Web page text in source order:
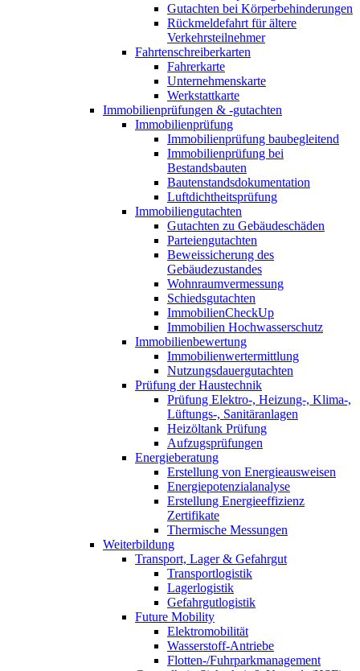
Gutachten bei Körperbehinderungen
Rückmeldefahrt für ältere
Verkehrsteilnehmer
Fahrtenschreiberkarten
Fahrerkarte
Unternehmenskarte
Werkstattkarte
Immobilienprüfungen & -gutachten
Immobilienprüfung
Immobilienprüfung baubegleitend
Immobilienprüfung bei
Bestandsbauten
Bautenstandsdokumentation
Luftdichtheitsprüfung
Immobiliengutachten
Gutachten zu Gebäudeschäden
Parteiengutachten
Beweissicherung des
Gebäudezustandes
Wohnraumvermessung
Schiedsgutachten
ImmobilienCheckUp
Immobilien Hochwasserschutz
Immobilienbewertung
Immobilienwertermittlung
Nutzungsdauergutachten
Prüfung der Haustechnik
Prüfung Elektro-, Heizung-, Klima-,
Lüftungs-, Sanitäranlagen
Heizöltank Prüfung
Aufzugsprüfungen
Energieberatung
Erstellung von Energieausweisen
Energiepotenzialanalyse
Erstellung Energieeffizienz
Zertifikate
Thermische Messungen
Weiterbildung
Transport, Lager & Gefahrgut
Transportlogistik
Lagerlogistik
Gefahrgutlogistik
Future Mobility
Elektromobilität
Wasserstoff-Antriebe
Flotten-/Fuhrparkmanagement